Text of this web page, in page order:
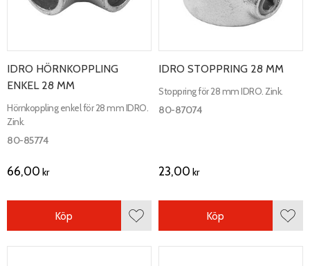
IDRO HÖRNKOPPLING
ENKEL 28 MM
Hörnkoppling enkel för 28 mm IDRO.
Zink.
80-85774
66,00 kr
Lägg till i favoriter
Köp
IDRO STOPPRING 28 MM
Stoppring för 28 mm IDRO. Zink.
80-87074
23,00 kr
Köp